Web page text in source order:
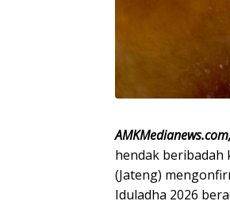
hendak beribadah
(Jateng)
Iduladha 2026